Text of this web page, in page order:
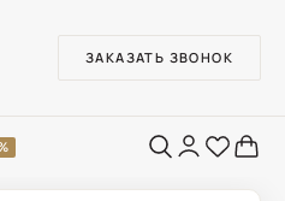
ЗАКАЗАТЬ ЗВОНОК